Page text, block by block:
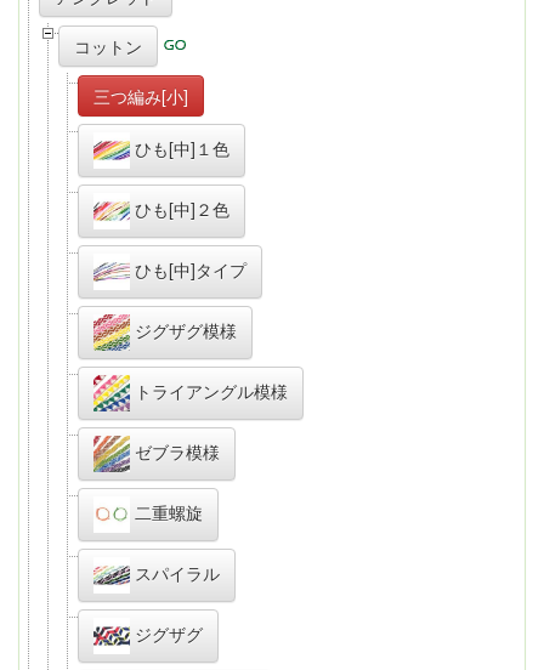
コットン
三つ編み[小]
ひも[中]１色
ひも[中]２色
ひも[中]タイプ
ジグザグ模様
トライアングル模様
ゼブラ模様
二重螺旋
スパイラル
ジグザグ